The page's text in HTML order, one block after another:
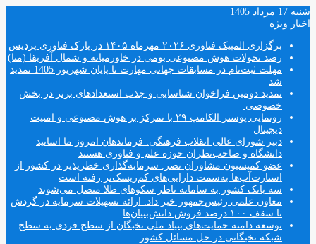
شنبه 17 مرداد 1405
اخبار ویژه
برگزاری المپیک فناوری ۲۰۲۶ مهرماه ۱۴۰۵ در پارک فناوری پردیس
رصد تحولات هوش مصنوعی بومی در خاورمیانه و شمال آفریقا (منا)
مهلت ثبت‌نام در مسابقات جهانی مهارت تا پایان شهریور 1405 تمدید
شد
تمدید دومین فراخوان شناسایی و جذب استعدادهای برتر در بخش
خصوصی
رونمایی پوستر الکامپ ۲۹ با تمرکز بر هوش مصنوعی و امنیت
دیجیتال
دبیر شورای عالی انقلاب فرهنگی: فرماندهان امروز ما اساتید
دانشگاه و صاحب‌نظران حوزه علم و فناوری هستند
عضو کمیسیون مشاوران نصر: سرمایه‌گذاری خطرپذیر در کشور از
استارت‌آپ‌ها به‌سمت دارایی‌های کم‌ریسک‌تر رفته است
سه بانک کشور به سامانه ناظر سکوهای طلا متصل می‌شوند
معاون علمی رئیس‌جمهور خبر داد: ارائه تسهیلات سرمایه در گردش
تا سقف ۱۰۰ درصد فروش دانش‌بنیان‌ها
توسعه دامنه حمایت‌های بنیاد ملی نخبگان از سطح فردی به سطح
شبکه نخبگانی در حل مسائل کشور